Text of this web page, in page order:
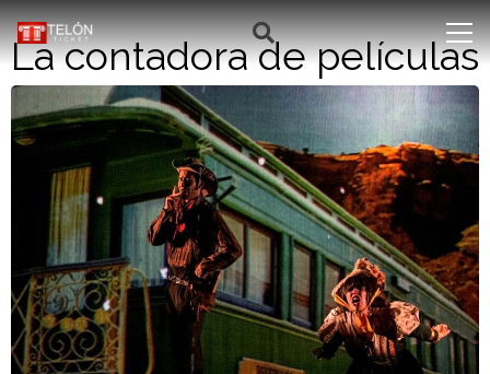
La contadora de películas